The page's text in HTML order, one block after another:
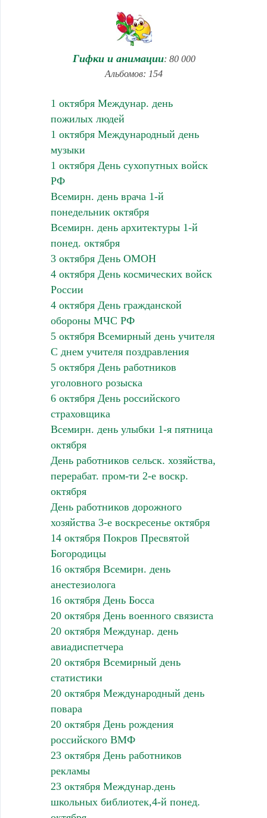
Гифки и анимации: 80 000
Альбомов: 154
1 октября Междунар. день
пожилых людей
1 октября Международный день
музыки
1 октября День сухопутных войск
РФ
Всемирн. день врача 1-й
понедельник октября
Всемирн. день архитектуры 1-й
понед. октября
3 октября День ОМОН
4 октября День космических войск
России
4 октября День гражданской
обороны МЧС РФ
5 октября Всемирный день учителя
С днем учителя поздравления
5 октября День работников
уголовного розыска
6 октября День российского
страховщика
Всемирн. день улыбки 1-я пятница
октября
День работников сельск. хозяйства,
перерабат. пром-ти 2-е воскр.
октября
День работников дорожного
хозяйства 3-е воскресенье октября
14 октября Покров Пресвятой
Богородицы
16 октября Всемирн. день
анестезиолога
16 октября День Босса
20 октября День военного связиста
20 октября Междунар. день
авиадиспетчера
20 октября Всемирный день
статистики
20 октября Международный день
повара
20 октября День рождения
российского ВМФ
23 октября День работников
рекламы
23 октября Междунар.день
школьных библиотек,4-й понед.